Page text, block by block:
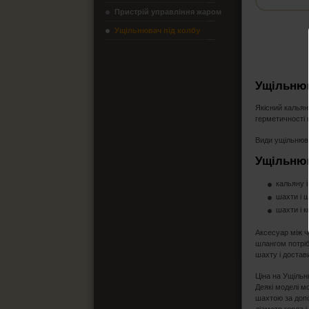
Якісний
Види
кальяну і
шахти і
шахти і
Аксесуар між
шлангом
шахту і
Ціна на
Деякі моделі
шахтою за
Пристрій управління жаром
Ущільнювач під колбу